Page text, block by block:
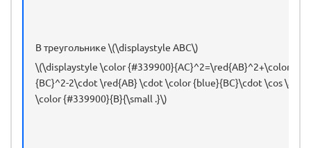
В треугольнике \(\displaystyle ABC\)
\(\displaystyle \color {#339900}{AC}^2=\red{AB}^2+\color
{BC}^2-2\cdot \red{AB} \cdot \color {blue}{BC}\cdot \cos
\color {#339900}{B}{\small .}\)